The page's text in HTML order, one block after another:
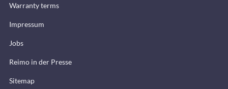
Warranty terms
Impressum
Jobs
Reimo in der Presse
Sitemap